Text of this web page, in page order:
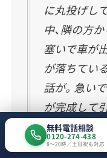
に丸投げし
中、隣の方
塞いで車が
が落ちてい
話が。急い
が完成して
は冷たい目
まいました。
無料電話相談
0120-274-438
8〜20時／土日祝も対応